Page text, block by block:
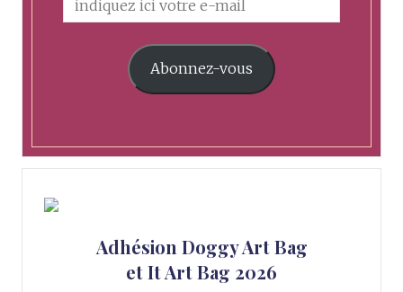
Abonnez-vous
Adhésion Doggy Art Bag
et It Art Bag 2026